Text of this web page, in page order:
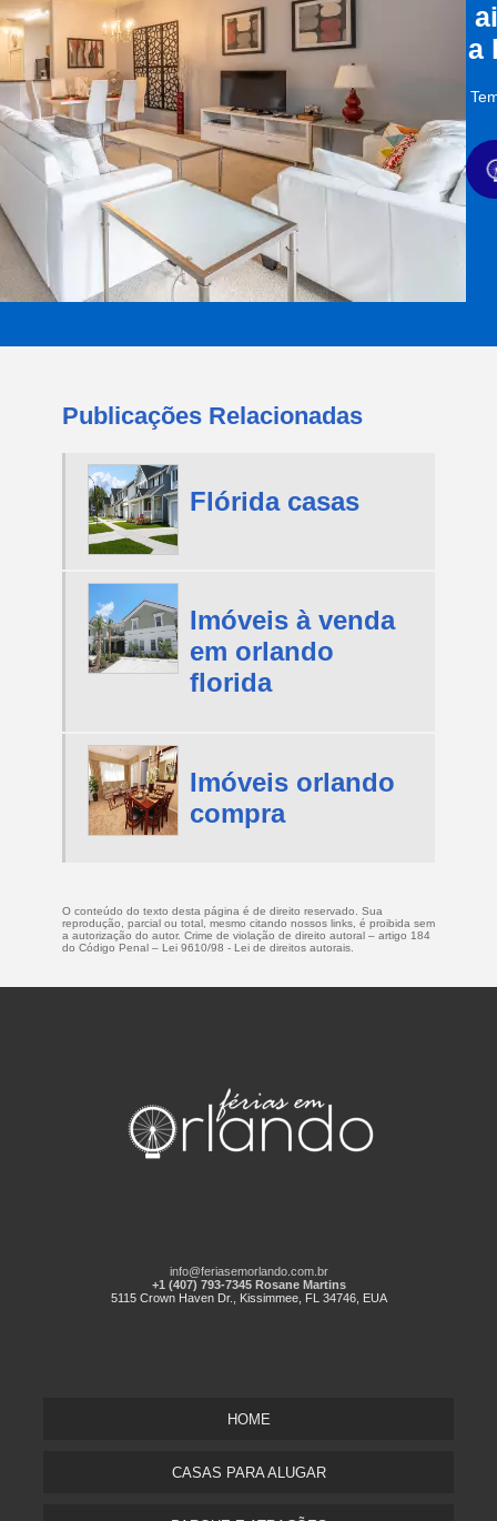
a
Publicações Relacionadas
Flórida casas
Imóveis à venda
em orlando
florida
Imóveis orlando
compra
O conteúdo do texto desta página é de direito reservado. Sua
reprodução, parcial ou total, mesmo citando nossos links, é proibida sem
a autorização do autor. Crime de violação de direito autoral – artigo 184
do Código Penal – Lei 9610/98 - Lei de direitos autorais
info@feriasemorlando.com.br
+1 (407) 793-7345 Rosane Martins
5115 Crown Haven Dr., Kissimmee, FL 34746, EUA
HOME
CASAS PARA ALUGAR